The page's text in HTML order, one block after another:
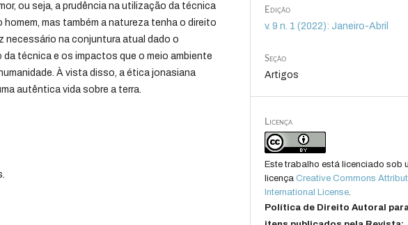
ou seja, a prudência na utilização da técnica
homem, mas também a natureza tenha o direito
necessário na conjuntura atual dado o
técnica e os impactos que o meio ambiente
À vista disso, a ética jonasiana
autêntica vida sobre a terra.
Edição
v. 9 n. 1 (2022): Janeiro-Abril
Seção
Artigos
Licença
Este trabalho está licenciado sob
licençaCreative Commons
International License.
Política de Direito Autoral